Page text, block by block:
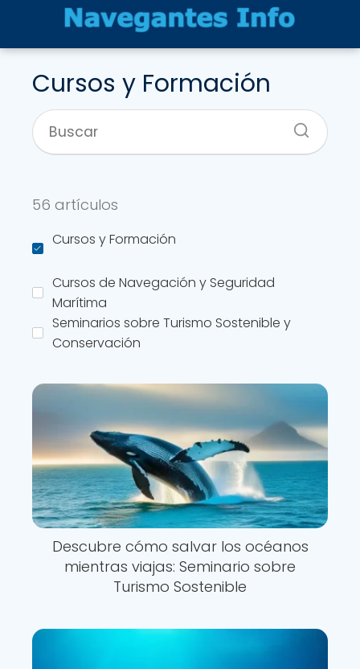
Cursos y Formación
56 artículos
Cursos y Formación
Cursos de Navegación y Seguridad
Marítima
Seminarios sobre Turismo Sostenible y
Conservación
Descubre cómo salvar los océanos
mientras viajas: Seminario sobre
Turismo Sostenible